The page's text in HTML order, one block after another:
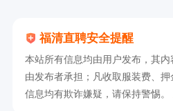
福清直聘安全提醒
本站所有信息均由用户发布，其
由发布者承担；凡收取服装费、
信息均有欺诈嫌疑，请保持警惕。